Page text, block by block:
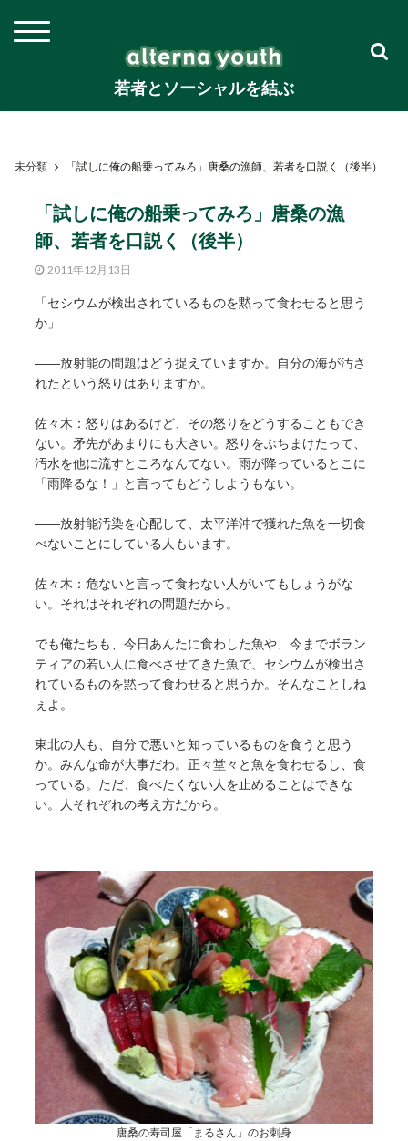
若者とソーシャルを結ぶ
未分類 「試しに俺の船乗ってみろ」唐桑の漁師、若者を口説く（後半）
「試しに俺の船乗ってみろ」唐桑の漁
師、若者を口説く（後半）
2011年12月13日
「セシウムが検出されているものを黙って食わせると思う
か」
――放射能の問題はどう捉えていますか。自分の海が汚さ
れたという怒りはありますか。
佐々木：怒りはあるけど、その怒りをどうすることもでき
ない。矛先があまりにも大きい。怒りをぶちまけたって、
汚水を他に流すところなんてない。雨が降っているとこに
「雨降るな！」と言ってもどうしようもない。
――放射能汚染を心配して、太平洋沖で獲れた魚を一切食
べないことにしている人もいます。
佐々木：危ないと言って食わない人がいてもしょうがな
い。それはそれぞれの問題だから。
でも俺たちも、今日あんたに食わした魚や、今までボラン
ティアの若い人に食べさせてきた魚で、セシウムが検出さ
れているものを黙って食わせると思うか。そんなことしね
ぇよ。
東北の人も、自分で悪いと知っているものを食うと思う
か。みんな命が大事だわ。正々堂々と魚を食わせるし、食
っている。ただ、食べたくない人を止めることはできな
い。人それぞれの考え方だから。
唐桑の寿司屋「まるさん」のお刺身